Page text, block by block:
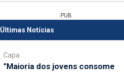
PUB
Últimas Notícias
Capa
"Maioria dos jovens consome